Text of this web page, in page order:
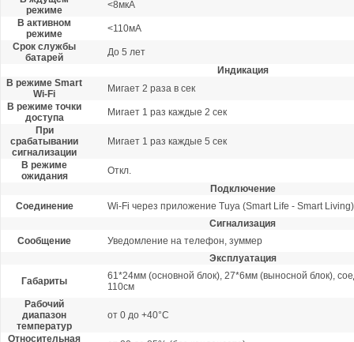
режиме
<8мкА
В активном
режиме
<110мА
Срок службы
батарей
До 5 лет
Индикация
В режиме Smart
Wi-Fi
Мигает 2 раза в сек
В режиме точки
доступа
Мигает 1 раз каждые 2 сек
При
срабатывании
сигнализации
Мигает 1 раз каждые 5 сек
В режиме
ожидания
Откл.
Подключение
Соединение
Wi-Fi через приложение Tuya (Smart Life - Smart
Сигнализация
Сообщение
Уведомление на телефон, зуммер
Эксплуатация
Габариты
61*24мм (основной блок), 27*6мм (выносной блок),
110см
Рабочий
диапазон
температур
от 0 до +40°С
Относительная